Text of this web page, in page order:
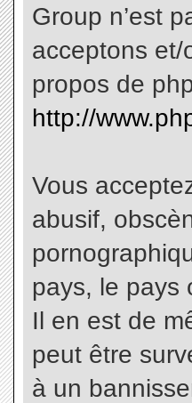
Group n’est
acceptons et/
propos de
http://
Vous
abusif,
pays, le pays
Il en est de
peut être
à un